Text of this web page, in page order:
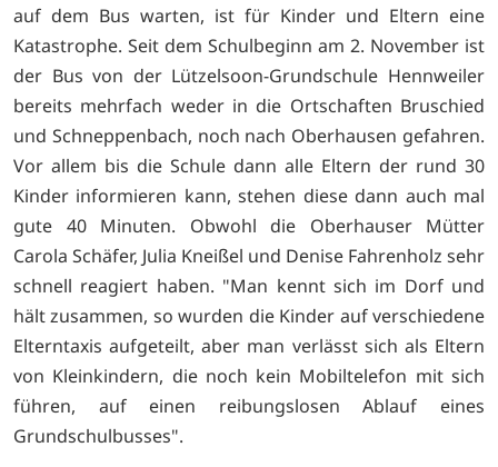
auf dem Bus warten, ist für Kinder und Eltern eine
Katastrophe. Seit dem Schulbeginn am 2. November ist
der Bus von der Lützelsoon-Grundschule Hennweiler
bereits mehrfach weder in die Ortschaften Bruschied
und Schneppenbach, noch nach Oberhausen gefahren.
Vor allem bis die Schule dann alle Eltern der rund 30
Kinder informieren kann, stehen diese dann auch mal
gute 40 Minuten. Obwohl die Oberhauser Mütter
Carola Schäfer, Julia Kneißel und Denise Fahrenholz sehr
schnell reagiert haben. "Man kennt sich im Dorf und
hält zusammen, so wurden die Kinder auf verschiedene
Elterntaxis aufgeteilt, aber man verlässt sich als Eltern
von Kleinkindern, die noch kein Mobiltelefon mit sich
führen, auf einen reibungslosen Ablauf eines
Grundschulbusses".